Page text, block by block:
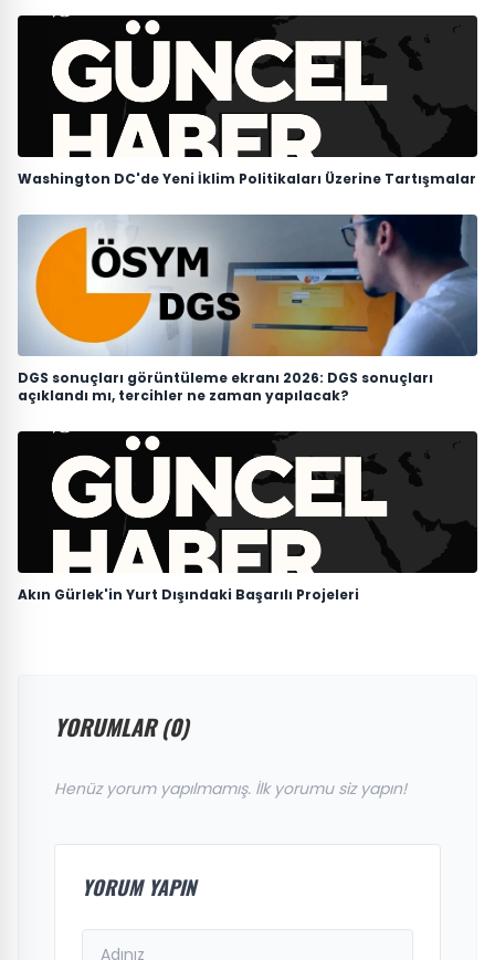
Washington DC'de Yeni İklim Politikaları Üzerine Tartışmalar
DGS sonuçları görüntüleme ekranı 2026: DGS sonuçları
açıklandı mı, tercihler ne zaman yapılacak?
Akın Gürlek'in Yurt Dışındaki Başarılı Projeleri
YORUMLAR (0)
Henüz yorum yapılmamış. İlk yorumu siz yapın!
YORUM YAPIN